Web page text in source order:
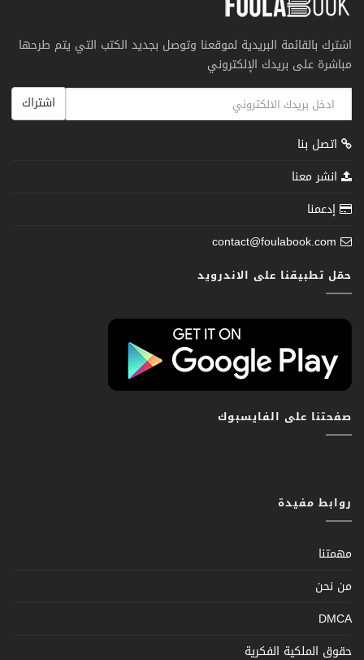
اشترك بالقائمة البريدية لموقعنا وتوصل بجديد الكتب التي يتم طرحها
مباشرة على بريدك الإلكتروني
اشتراك
اتصل بنا
انشر معنا
إدعمنا
contact@foulabook.com
حمّل تطبيقنا على الاندرويد
صفحتنا على الفايسبوك
روابط مفيدة
مهمتنا
من نحن
DMCA
حقوق الملكية الفكرية